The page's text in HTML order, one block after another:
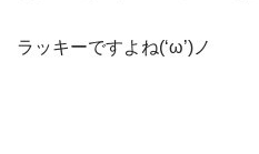
ラッキーですよね(‘ω’)ノ